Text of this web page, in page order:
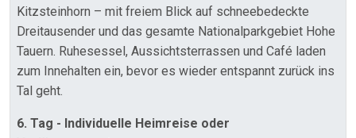
Kitzsteinhorn – mit freiem Blick auf schneebedeckte
Dreitausender und das gesamte Nationalparkgebiet Hohe
Tauern. Ruhesessel, Aussichtsterrassen und Café laden
zum Innehalten ein, bevor es wieder entspannt zurück ins
Tal geht.
6. Tag - Individuelle Heimreise oder